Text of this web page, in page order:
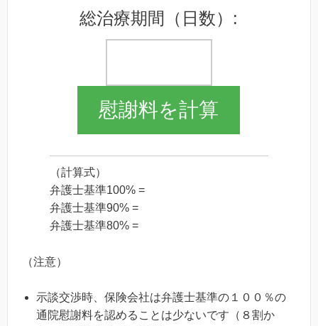
総治療期間（日数）:
慰謝料を計算
（計算式）
弁護士基準100% =
弁護士基準90% =
弁護士基準80% =
（注意）
示談交渉時、保険会社は弁護士基準の１００％の
通院慰謝料を認めることは少ないです（８割か